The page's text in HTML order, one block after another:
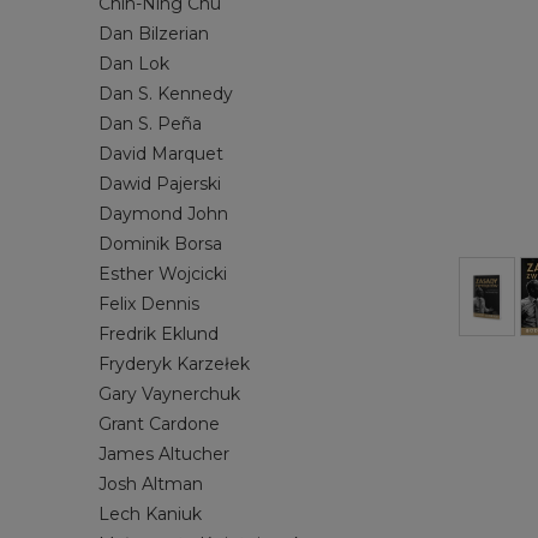
MORSOWANIE
SAMOROZWÓJ
SPRZEDAŻ
ZARZĄDZANIE
JOSH ALTMAN
NOAH KAGAN
RYAN SERHANT
SETH GODIN
STANLEY
STEVEN PRESSFIELD
TIM S. GROVER
WŁODZIMIERZ DEMBOWSKI
YU-KAI
Dan Bilzerian
Dan Lok
Dan S. Kennedy
Dan S. Peña
David Marquet
Dawid Pajerski
Daymond John
Dominik Borsa
Esther Wojcicki
Felix Dennis
Fredrik Eklund
Fryderyk Karzełek
Gary Vaynerchuk
Grant Cardone
James Altucher
Josh Altman
Lech Kaniuk